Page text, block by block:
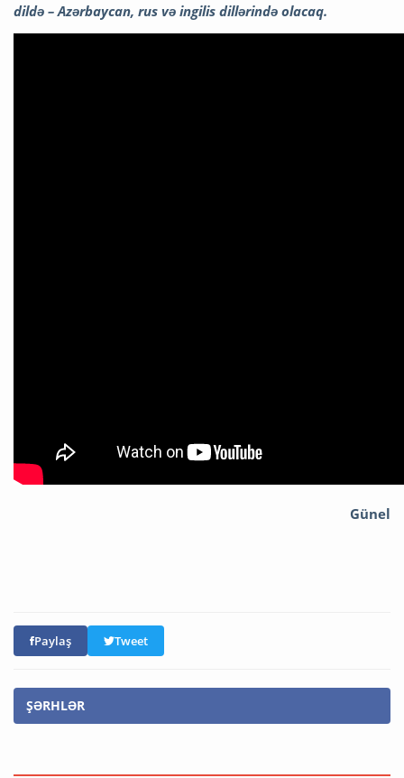
dildə – Azərbaycan, rus və ingilis dillərində olacaq.
Günel
Paylaş Tweet
ŞƏRHLƏR